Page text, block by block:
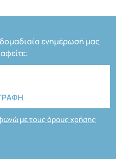
ενημέρωσή μας
με τους όρους χρήσης